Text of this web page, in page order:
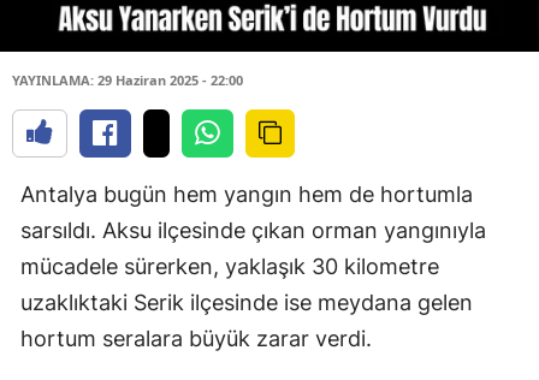
YAYINLAMA: 29 Haziran 2025 - 22:00
Antalya bugün hem yangın hem de hortumla
sarsıldı. Aksu ilçesinde çıkan orman yangınıyla
mücadele sürerken, yaklaşık 30 kilometre
uzaklıktaki Serik ilçesinde ise meydana gelen
hortum seralara büyük zarar verdi.